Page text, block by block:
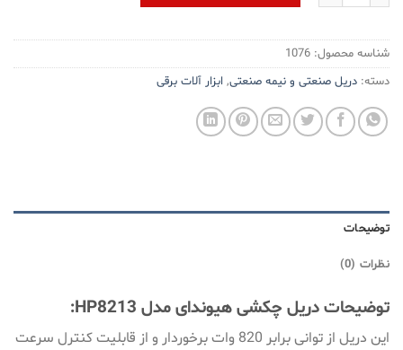
شناسه محصول: 1076
دسته: دریل صنعتی و نیمه صنعتی, ابزار آلات برقی
توضیحات
نظرات (0)
توضیحات دریل چکشی هیوندای مدل HP8213:
این دریل از توانی برابر 820 وات برخوردار و از قابلیت کنترل سرعت